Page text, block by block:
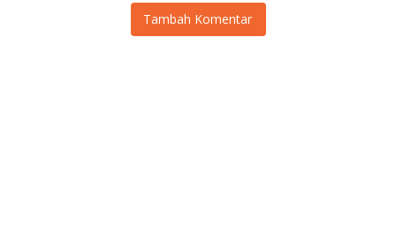
Tambah Komentar